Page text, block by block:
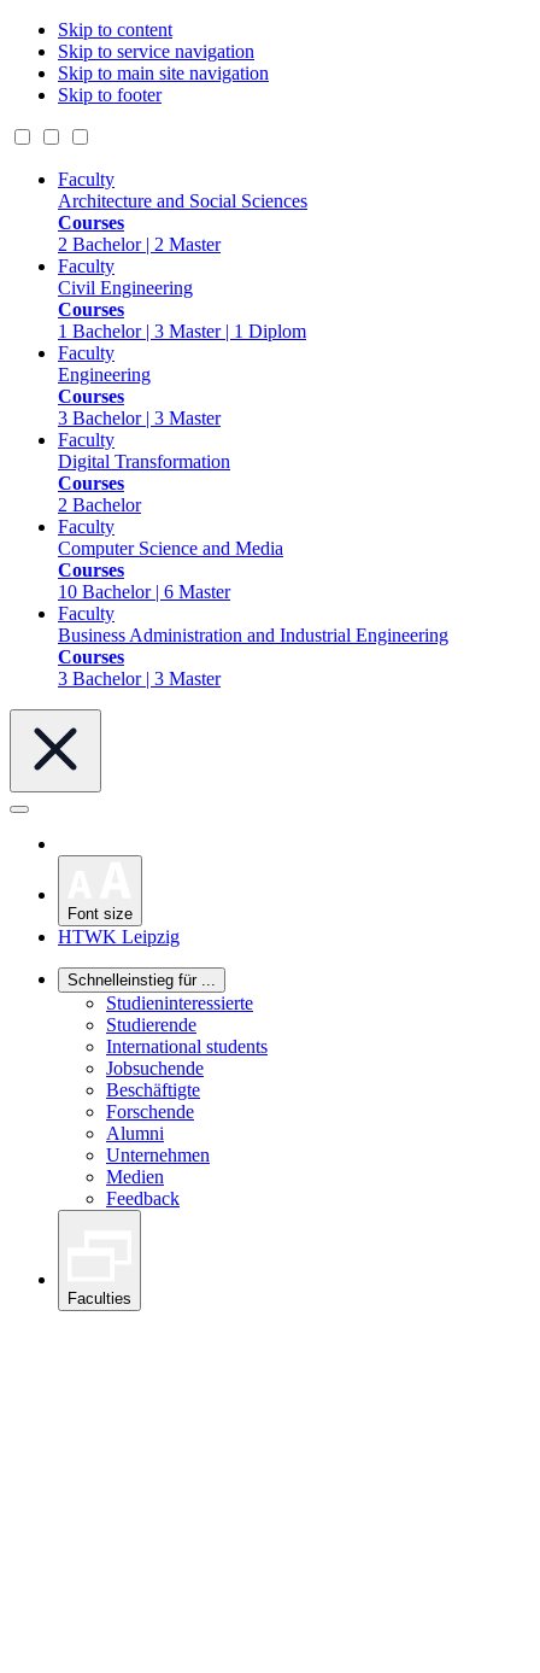
Skip to content
Skip to service navigation
Skip to main site navigation
Skip to footer
Faculty
Architecture and Social Sciences
Courses
2 Bachelor | 2 Master
Faculty
Civil Engineering
Courses
1 Bachelor | 3 Master | 1 Diplom
Faculty
Engineering
Courses
3 Bachelor | 3 Master
Faculty
Digital Transformation
Courses
2 Bachelor
Faculty
Computer Science and Media
Courses
10 Bachelor | 6 Master
Faculty
Business Administration and Industrial Engineering
Courses
3 Bachelor | 3 Master
Font size
HTWK Leipzig
Schnelleinstieg für ...
Studieninteressierte
Studierende
International students
Jobsuchende
Beschäftigte
Forschende
Alumni
Unternehmen
Medien
Feedback
Faculties